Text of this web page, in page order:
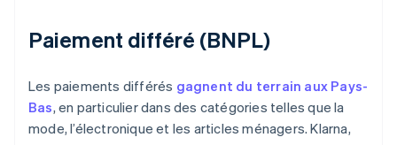
Paiement différé (BNPL)
Les paiements différés gagnent du terrain aux Pays-
Bas, en particulier dans des catégories telles que la
mode, l’électronique et les articles ménagers. Klarna,